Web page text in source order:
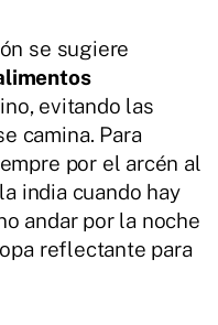
se sugiere
evitando las
camina. Para
por el arcén al
india cuando hay
andar por la noche
reflectante para